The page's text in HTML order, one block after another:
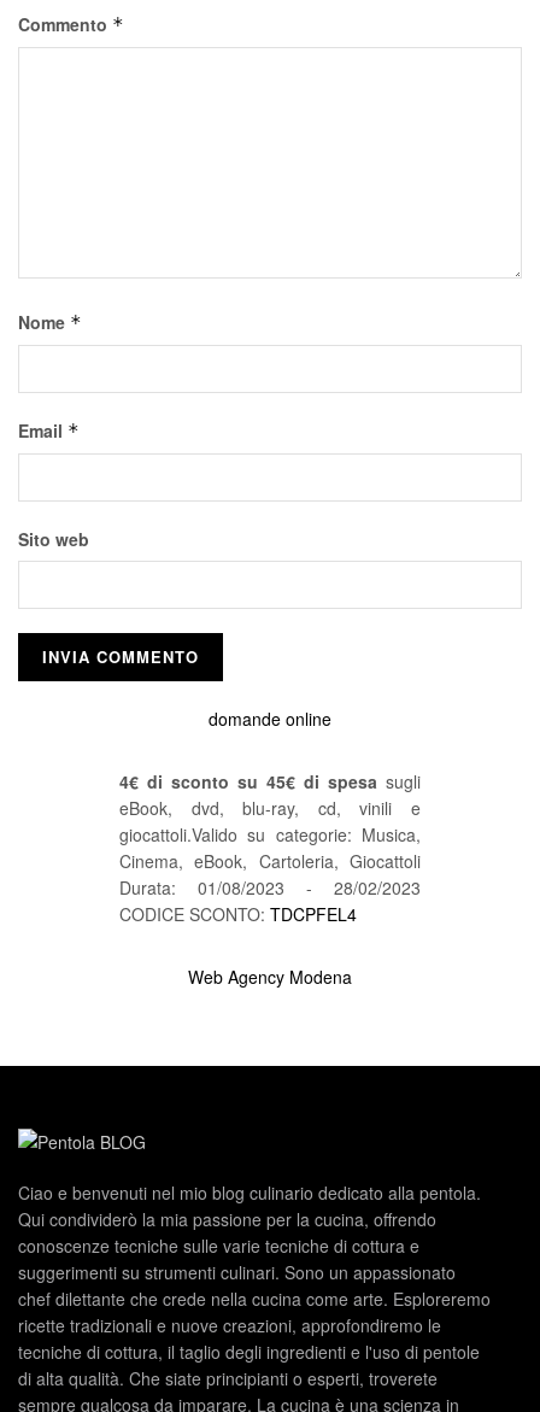
Commento *
Nome *
Email *
Sito web
domande online
4€ di sconto su 45€ di spesa sugli
eBook, dvd, blu-ray, cd, vinili e
giocattoli.Valido su categorie: Musica,
Cinema, eBook, Cartoleria, Giocattoli
Durata: 01/08/2023 - 28/02/2023
CODICE SCONTO: TDCPFEL4
Web Agency Modena
Ciao e benvenuti nel mio blog culinario dedicato alla pentola.
Qui condividerò la mia passione per la cucina, offrendo
conoscenze tecniche sulle varie tecniche di cottura e
suggerimenti su strumenti culinari. Sono un appassionato
chef dilettante che crede nella cucina come arte. Esploreremo
ricette tradizionali e nuove creazioni, approfondiremo le
tecniche di cottura, il taglio degli ingredienti e l'uso di pentole
di alta qualità. Che siate principianti o esperti, troverete
sempre qualcosa da imparare. La cucina è una scienza in